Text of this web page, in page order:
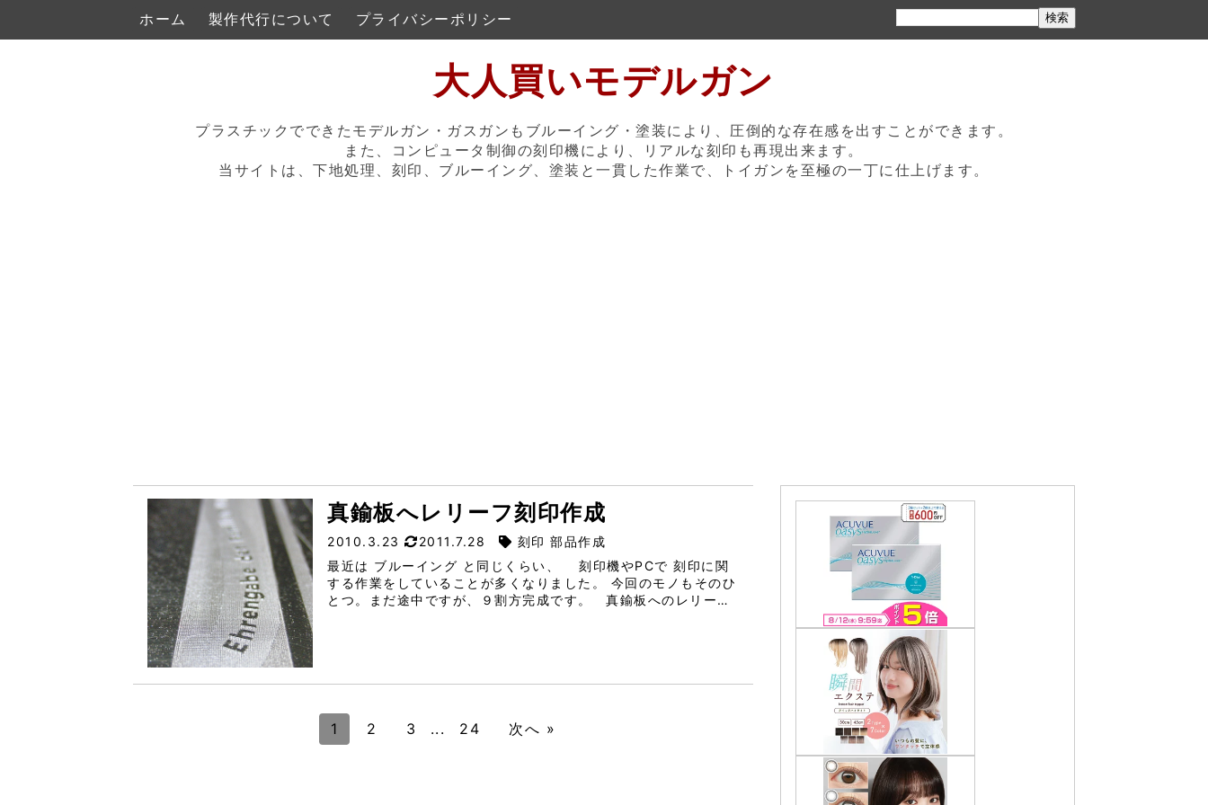
ホーム 製作代行について プライバシーポリシー
大人買いモデルガン
プラスチックでできたモデルガン・ガスガンもブルーイング・塗装により、圧倒的な存在感を出すことができます。
また、コンピュータ制御の刻印機により、リアルな刻印も再現出来ます。
当サイトは、下地処理、刻印、ブルーイング、塗装と一貫した作業で、トイガンを至極の一丁に仕上げます。
真鍮板へレリーフ刻印作成
2010.3.23 2011.7.28
刻印 部品作成
最近は ブルーイング と同じくらい、 刻印機やPCで 刻印に関
する作業をしていることが多くなりました。 今回のモノもそのひ
とつ。まだ途中ですが、９割方完成です。 真鍮板へのレリーフ
1 2 3 ... 24 次へ »